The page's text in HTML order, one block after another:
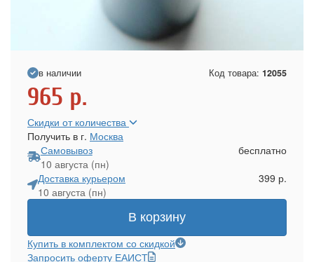
в наличии Код товара: 12055
965 р.
Скидки от количества
Получить в г. Москва
Самовывоз
10 августа (пн)
бесплатно
Доставка курьером
10 августа (пн)
399 р.
В корзину
Купить в комплектом со скидкой
Запросить оферту ЕАИСТ